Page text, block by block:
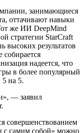
занимающиеся
оттачивают навыки
же ИИ DeepMind
стратегии StarCraft
высоких результатов
надеется, что
в более популярный
на 5.
— заявил
совершенствованием
с самим собой» можно